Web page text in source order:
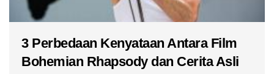
3 Perbedaan Kenyataan Antara Film
Bohemian Rhapsody dan Cerita Asli